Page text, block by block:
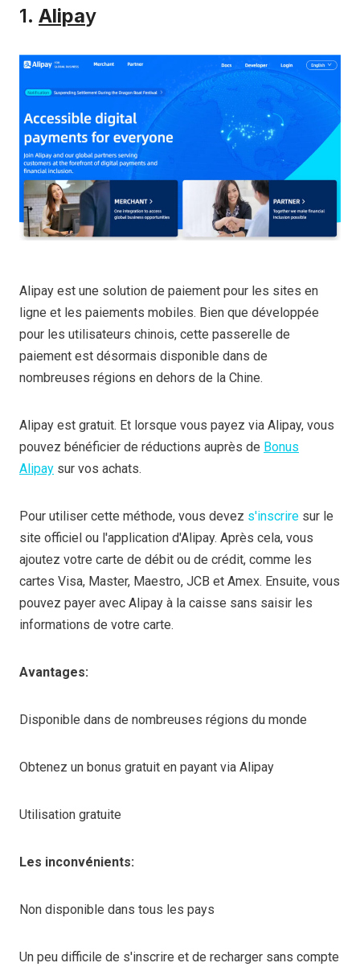
1. Alipay
Alipay est une solution de paiement pour les sites en
ligne et les paiements mobiles. Bien que développée
pour les utilisateurs chinois, cette passerelle de
paiement est désormais disponible dans de
nombreuses régions en dehors de la Chine.
Alipay est gratuit. Et lorsque vous payez via Alipay, vous
pouvez bénéficier de réductions auprès de Bonus
Alipay sur vos achats.
Pour utiliser cette méthode, vous devez s'inscrire sur le
site officiel ou l'application d'Alipay. Après cela, vous
ajoutez votre carte de débit ou de crédit, comme les
cartes Visa, Master, Maestro, JCB et Amex. Ensuite, vous
pouvez payer avec Alipay à la caisse sans saisir les
informations de votre carte.
Avantages:
Disponible dans de nombreuses régions du monde
Obtenez un bonus gratuit en payant via Alipay
Utilisation gratuite
Les inconvénients:
Non disponible dans tous les pays
Un peu difficile de s'inscrire et de recharger sans compte